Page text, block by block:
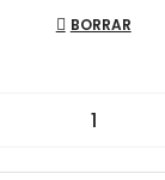
BORRAR